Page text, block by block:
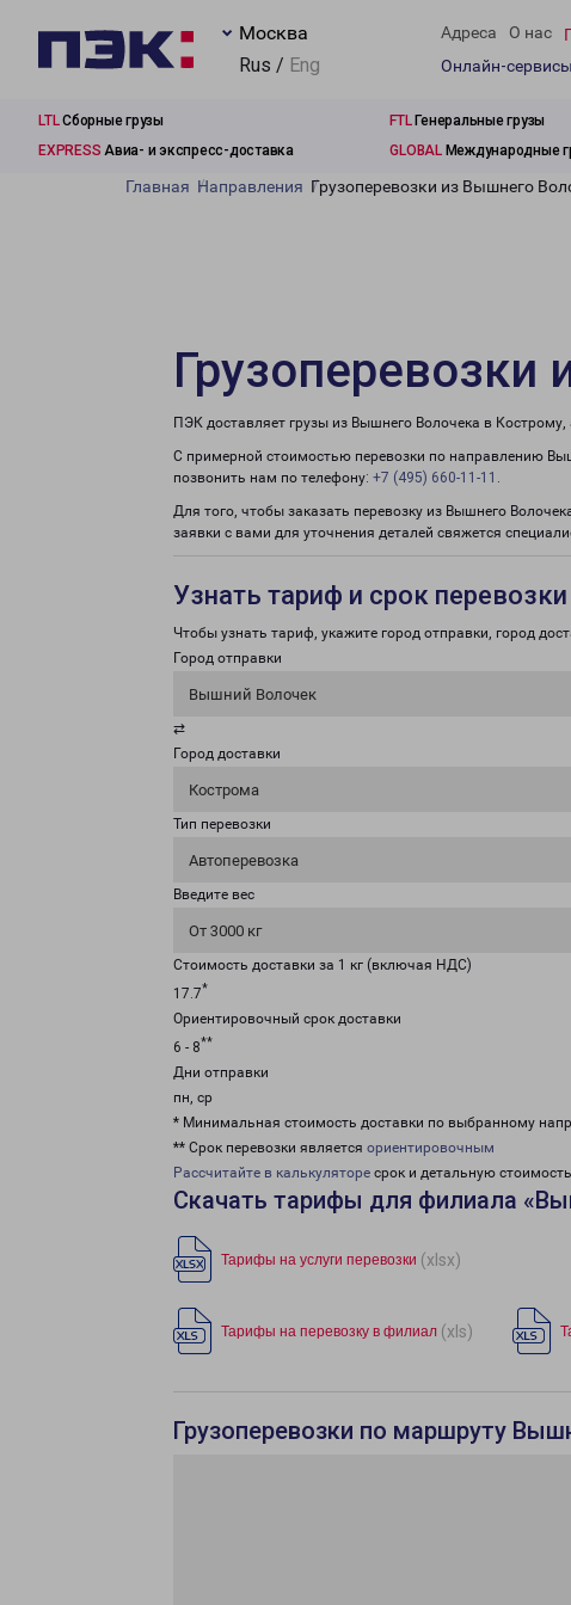
Москва
Rus / Eng
Адреса О нас
Онлайн-сервисы
LTLСборные грузы FTLГенеральные грузы
EXPRESS Авиа- и экспресс-доставка GLOBALМеждународные
Главная Направления Грузоперевозки из Вышнего
ПЭК доставляет грузы из Вышнего Волочека в
С примерной стоимостью перевозки по направлению
позвонить нам по телефону: +7 (495) 660-11-11 .
Для того, чтобы заказать перевозку из Вышнего
заявки с вами для уточнения деталей свяжется
Узнать тариф и срок перевозки
Чтобы узнать тариф, укажите город отправки, город
Город отправки
Вышний Волочек
⇄
Город доставки
Кострома
Тип перевозки
Автоперевозка
Введите вес
От 3000 кг
Стоимость доставки за 1 кг (включая НДС)
17.7*
Ориентировочный срок доставки
6 - 8**
Дни отправки
пн, ср
* Минимальная стоимость доставки по выбранному
** Срок перевозки является ориентировочным
Рассчитайте в калькуляторе срок и детальную
Скачать тарифы для филиала
Тарифы на услуги перевозки (xlsx)
Тарифы на перевозку в филиал (xls)
Грузоперевозки по маршруту